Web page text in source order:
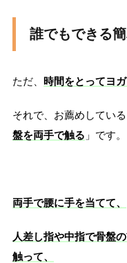
誰でもできる
ただ、 時間をとってヨ
それで、お薦めしてい
盤を両手で触る 」です。
両手で腰に手を当てて、
人差し指や中指で骨盤
触って、